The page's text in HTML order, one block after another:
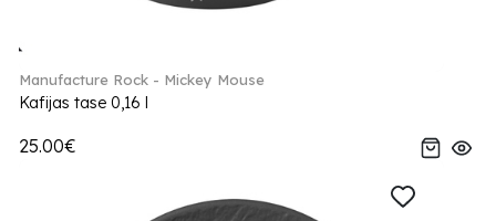
Manufacture Rock - Mickey Mouse
Kafijas tase 0,16 l
25.00€